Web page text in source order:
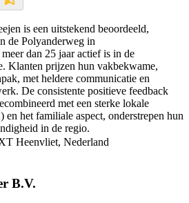
is een uitstekend beoordeeld,
de Polyanderweg in
dan 25 jaar actief is in de
Klanten prijzen hun vakbekwame,
met heldere communicatie en
De consistente positieve feedback
met een sterke lokale
en het familiale aspect, onderstrepen hun
in de regio.
Heenvliet, Nederland
B.V.